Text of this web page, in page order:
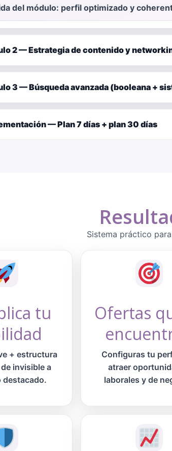
del módulo: perfil optimizado y
2 — Estrategia de contenido y
3 — Búsqueda avanzada (booleana +
— Plan 7 días + plan 30 días
Sistema práctico
tu
+ estructura
invisible a
destacado.
Ofertas
Configuras tu
atraer
laborales y de